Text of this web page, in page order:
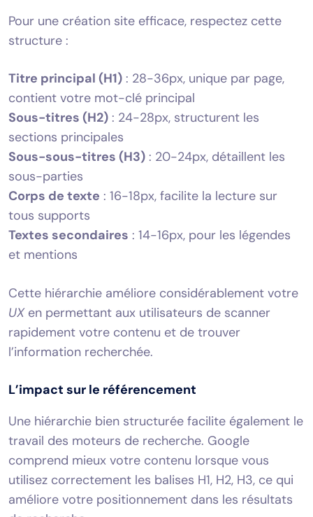
Pour une création site efficace, respectez cette
structure :
Titre principal (H1) : 28-36px, unique par page,
contient votre mot-clé principal
Sous-titres (H2) : 24-28px, structurent les
sections principales
Sous-sous-titres (H3) : 20-24px, détaillent les
sous-parties
Corps de texte : 16-18px, facilite la lecture sur
tous supports
Textes secondaires : 14-16px, pour les légendes
et mentions
Cette hiérarchie améliore considérablement votre
UXen permettant aux utilisateurs de scanner
rapidement votre contenu et de trouver
l’information recherchée.
L’impact sur le référencement
Une hiérarchie bien structurée facilite également le
travail des moteurs de recherche. Google
comprend mieux votre contenu lorsque vous
utilisez correctement les balises H1, H2, H3, ce qui
améliore votre positionnement dans les résultats